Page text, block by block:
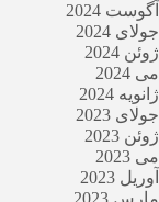
آگوست 2024
جولای 2024
ژوئن 2024
می 2024
ژانویه 2024
جولای 2023
ژوئن 2023
می 2023
آوریل 2023
مارس 2023